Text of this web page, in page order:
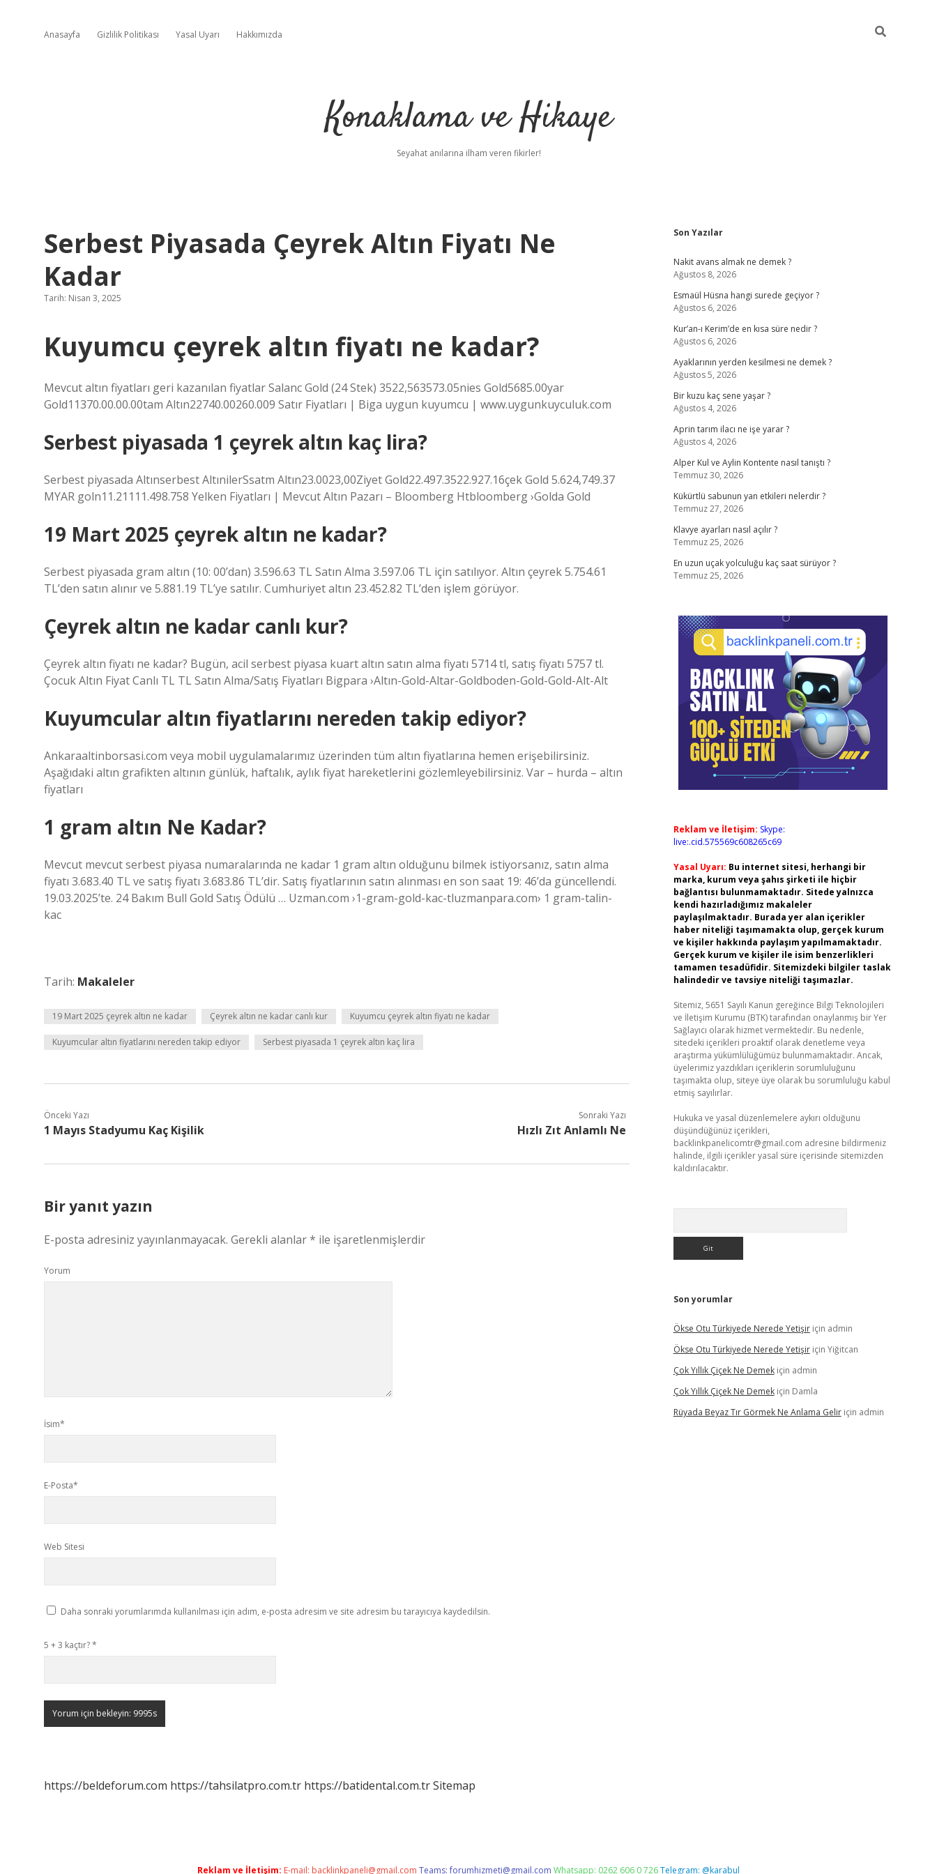
Anasayfa Gizlilik Politikası Yasal Uyarı Hakkımızda
Konaklama ve Hikaye
Seyahat anılarına ilham veren fikirler!
Serbest Piyasada Çeyrek Altın Fiyatı Ne
Kadar
Tarih: Nisan 3, 2025
Kuyumcu çeyrek altın fiyatı ne kadar?
Mevcut altın fiyatları geri kazanılan fiyatlar Salanc Gold (24 Stek) 3522,563573.05nies Gold5685.00yar
Gold11370.00.00.00tam Altın22740.00260.009 Satır Fiyatları | Biga uygun kuyumcu | www.uygunkuyculuk.com
Serbest piyasada 1 çeyrek altın kaç lira?
Serbest piyasada Altınserbest AltınilerSsatm Altın23.0023,00Ziyet Gold22.497.3522.927.16çek Gold 5.624,749.37
MYAR goln11.21111.498.758 Yelken Fiyatları | Mevcut Altın Pazarı – Bloomberg Htbloomberg ›Golda Gold
19 Mart 2025 çeyrek altın ne kadar?
Serbest piyasada gram altın (10: 00’dan) 3.596.63 TL Satın Alma 3.597.06 TL için satılıyor. Altın çeyrek 5.754.61
TL’den satın alınır ve 5.881.19 TL’ye satılır. Cumhuriyet altın 23.452.82 TL’den işlem görüyor.
Çeyrek altın ne kadar canlı kur?
Çeyrek altın fiyatı ne kadar? Bugün, acil serbest piyasa kuart altın satın alma fiyatı 5714 tl, satış fiyatı 5757 tl.
Çocuk Altın Fiyat Canlı TL TL Satın Alma/Satış Fiyatları Bigpara ›Altın-Gold-Altar-Goldboden-Gold-Gold-Alt-Alt
Kuyumcular altın fiyatlarını nereden takip ediyor?
Ankaraaltinborsasi.com veya mobil uygulamalarımız üzerinden tüm altın fiyatlarına hemen erişebilirsiniz.
Aşağıdaki altın grafikten altının günlük, haftalık, aylık fiyat hareketlerini gözlemleyebilirsiniz. Var – hurda – altın
fiyatları
1 gram altın Ne Kadar?
Mevcut mevcut serbest piyasa numaralarında ne kadar 1 gram altın olduğunu bilmek istiyorsanız, satın alma
fiyatı 3.683.40 TL ve satış fiyatı 3.683.86 TL’dir. Satış fiyatlarının satın alınması en son saat 19: 46’da güncellendi.
19.03.2025’te. 24 Bakım Bull Gold Satış Ödülü … Uzman.com ›1-gram-gold-kac-tluzmanpara.com› 1 gram-talin-
kac
Tarih: Makaleler
19 Mart 2025 çeyrek altın ne kadar Çeyrek altın ne kadar canlı kur Kuyumcu çeyrek altın fiyatı ne kadar
Kuyumcular altın fiyatlarını nereden takip ediyor Serbest piyasada 1 çeyrek altın kaç lira
Önceki Yazı
1 Mayıs Stadyumu Kaç Kişilik
Sonraki Yazı
Hızlı Zıt Anlamlı Ne
Bir yanıt yazın
E-posta adresiniz yayınlanmayacak. Gerekli alanlar* ile işaretlenmişlerdir
Yorum
İsim*
E-Posta*
Web Sitesi
Daha sonraki yorumlarımda kullanılması için adım, e-posta adresim ve site adresim bu tarayıcıya kaydedilsin.
5 + 3 kaçtır?*
https://beldeforum.com https://tahsilatpro.com.tr https://batidental.com.trSitemap
Sidebar
Son Yazılar
Nakit avans almak ne demek ?
Ağustos 8, 2026
Esmaül Hüsna hangi surede geçiyor ?
Ağustos 6, 2026
Kur’an-ı Kerim’de en kısa süre nedir ?
Ağustos 6, 2026
Ayaklarının yerden kesilmesi ne demek ?
Ağustos 5, 2026
Bir kuzu kaç sene yaşar ?
Ağustos 4, 2026
Aprin tarım ilacı ne işe yarar ?
Ağustos 4, 2026
Alper Kul ve Aylin Kontente nasıl tanıştı ?
Temmuz 30, 2026
Kükürtlü sabunun yan etkileri nelerdir ?
Temmuz 27, 2026
Klavye ayarları nasıl açılır ?
Temmuz 25, 2026
En uzun uçak yolculuğu kaç saat sürüyor ?
Temmuz 25, 2026
Reklam ve İletişim: Skype:
live:.cid.575569c608265c69
Yasal Uyarı: Bu internet sitesi, herhangi bir
marka, kurum veya şahıs şirketi ile hiçbir
bağlantısı bulunmamaktadır. Sitede yalnızca
kendi hazırladığımız makaleler
paylaşılmaktadır. Burada yer alan içerikler
haber niteliği taşımamakta olup, gerçek kurum
ve kişiler hakkında paylaşım yapılmamaktadır.
Gerçek kurum ve kişiler ile isim benzerlikleri
tamamen tesadüfidir. Sitemizdeki bilgiler taslak
halindedir ve tavsiye niteliği taşımazlar.
Sitemiz, 5651 Sayılı Kanun gereğince Bilgi Teknolojileri
ve İletişim Kurumu (BTK) tarafından onaylanmış bir Yer
Sağlayıcı olarak hizmet vermektedir. Bu nedenle,
sitedeki içerikleri proaktif olarak denetleme veya
araştırma yükümlülüğümüz bulunmamaktadır. Ancak,
üyelerimiz yazdıkları içeriklerin sorumluluğunu
taşımakta olup, siteye üye olarak bu sorumluluğu kabul
etmiş sayılırlar.
Hukuka ve yasal düzenlemelere aykırı olduğunu
düşündüğünüz içerikleri,
backlinkpanelicomtr@gmail.com adresine bildirmeniz
halinde, ilgili içerikler yasal süre içerisinde sitemizden
kaldırılacaktır.
Son yorumlar
Ökse Otu Türkiyede Nerede Yetişiriçin admin
Ökse Otu Türkiyede Nerede Yetişiriçin Yiğitcan
Çok Yıllık Çiçek Ne Demekiçin admin
Çok Yıllık Çiçek Ne Demekiçin Damla
Rüyada Beyaz Tır Görmek Ne Anlama Geliriçin admin
Reklam ve İletişim: E-mail: backlinkpaneli@gmail.com Teams:forumhizmeti@gmail.com Whatsapp: 0262 606 0 726Telegram: @karabul